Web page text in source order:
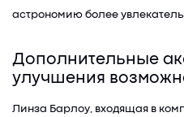
астрономию более
Дополнительные
улучшения
Линза Барлоу, входящая в